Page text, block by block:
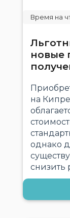
новые
на
однако
снизить